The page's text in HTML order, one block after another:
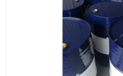
回收废清洗剂